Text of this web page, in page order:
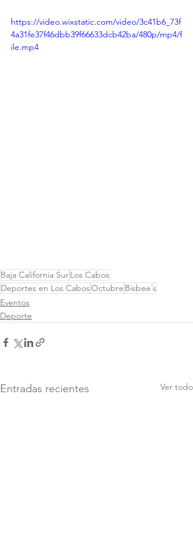
https://video.wixstatic.com/video/3c41b6_73f
4a31fe37f46dbb39f66633dcb42ba/480p/mp4/f
ile.mp4
Baja California SurLos Cabos
Deportes en Los CabosOctubre Bisbee´s
Eventos
Deporte
Entradas recientes Ver todo